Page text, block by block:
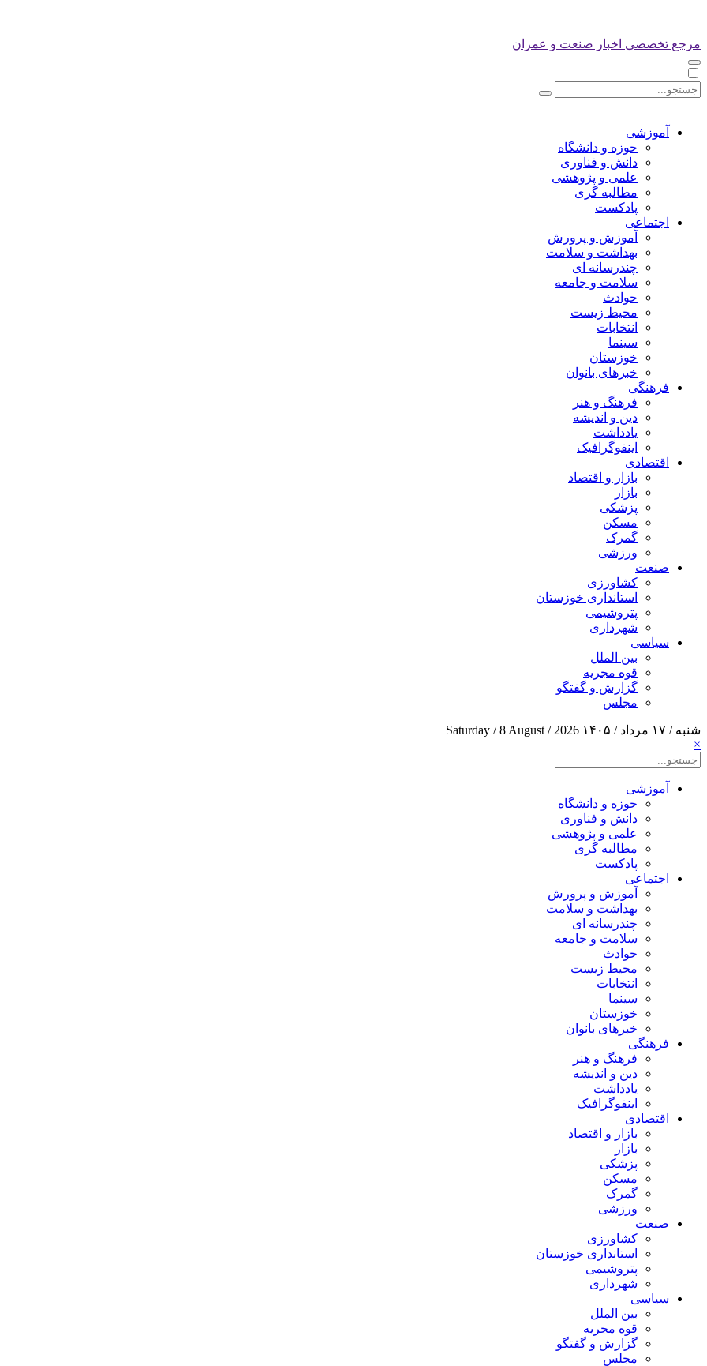
مرجع تخصصی اخبار صنعت و عمران
آموزشی
حوزه و دانشگاه
دانش و فناوری
علمی و پژوهشی
مطالبه گری
پادکست
اجتماعی
آموزش و پرورش
بهداشت و سلامت
چندرسانه ای
سلامت و جامعه
حوادث
محیط زیست
انتخابات
سینما
خوزستان
خبرهای بانوان
فرهنگی
فرهنگ و هنر
دین و اندیشه
یادداشت
اینفوگرافیک
اقتصادی
بازار و اقتصاد
بازار
پزشکی
مسکن
گمرک
ورزشی
صنعت
کشاورزی
استانداری خوزستان
پتروشیمی
شهرداری
سیاسی
بین الملل
قوه مجریه
گزارش و گفتگو
مجلس
شنبه / ۱۷ مرداد / ۱۴۰۵
Saturday / 8 August / 2026
×
آموزشی
حوزه و دانشگاه
دانش و فناوری
علمی و پژوهشی
مطالبه گری
پادکست
اجتماعی
آموزش و پرورش
بهداشت و سلامت
چندرسانه ای
سلامت و جامعه
حوادث
محیط زیست
انتخابات
سینما
خوزستان
خبرهای بانوان
فرهنگی
فرهنگ و هنر
دین و اندیشه
یادداشت
اینفوگرافیک
اقتصادی
بازار و اقتصاد
بازار
پزشکی
مسکن
گمرک
ورزشی
صنعت
کشاورزی
استانداری خوزستان
پتروشیمی
شهرداری
سیاسی
بین الملل
قوه مجریه
گزارش و گفتگو
مجلس